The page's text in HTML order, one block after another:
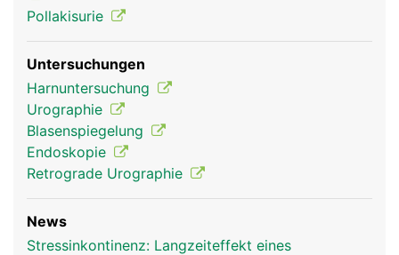
Pollakisurie
Untersuchungen
Harnuntersuchung
Urographie
Blasenspiegelung
Endoskopie
Retrograde Urographie
News
Stressinkontinenz: Langzeiteffekt eines